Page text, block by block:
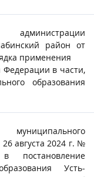
район от
применения
Федерации в части,
образования
августа 2024 г. №
Усть-